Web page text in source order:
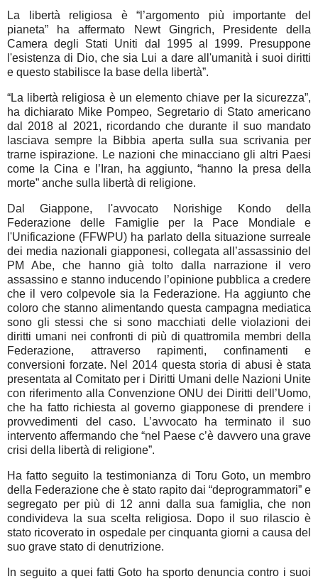
La libertà religiosa è “l’argomento più importante del
pianeta” ha affermato Newt Gingrich, Presidente della
Camera degli Stati Uniti dal 1995 al 1999. Presuppone
l'esistenza di Dio, che sia Lui a dare all'umanità i suoi diritti
e questo stabilisce la base della libertà”.
“La libertà religiosa è un elemento chiave per la sicurezza”,
ha dichiarato Mike Pompeo, Segretario di Stato americano
dal 2018 al 2021, ricordando che durante il suo mandato
lasciava sempre la Bibbia aperta sulla sua scrivania per
trarne ispirazione. Le nazioni che minacciano gli altri Paesi
come la Cina e l’Iran, ha aggiunto, “hanno la presa della
morte” anche sulla libertà di religione.
Dal Giappone, l'avvocato Norishige Kondo della
Federazione delle Famiglie per la Pace Mondiale e
l'Unificazione (FFWPU) ha parlato della situazione surreale
dei media nazionali giapponesi, collegata all’assassinio del
PM Abe, che hanno già tolto dalla narrazione il vero
assassino e stanno inducendo l’opinione pubblica a credere
che il vero colpevole sia la Federazione. Ha aggiunto che
coloro che stanno alimentando questa campagna mediatica
sono gli stessi che si sono macchiati delle violazioni dei
diritti umani nei confronti di più di quattromila membri della
Federazione, attraverso rapimenti, confinamenti e
conversioni forzate. Nel 2014 questa storia di abusi è stata
presentata al Comitato per i Diritti Umani delle Nazioni Unite
con riferimento alla Convenzione ONU dei Diritti dell’Uomo,
che ha fatto richiesta al governo giapponese di prendere i
provvedimenti del caso. L’avvocato ha terminato il suo
intervento affermando che “nel Paese c’è davvero una grave
crisi della libertà di religione”.
Ha fatto seguito la testimonianza di Toru Goto, un membro
della Federazione che è stato rapito dai “deprogrammatori” e
segregato per più di 12 anni dalla sua famiglia, che non
condivideva la sua scelta religiosa. Dopo il suo rilascio è
stato ricoverato in ospedale per cinquanta giorni a causa del
suo grave stato di denutrizione.
In seguito a quei fatti Goto ha sporto denuncia contro i suoi